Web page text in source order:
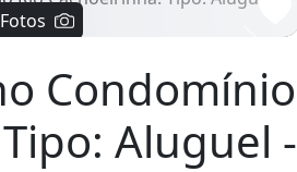
Condomínio
Aluguel -